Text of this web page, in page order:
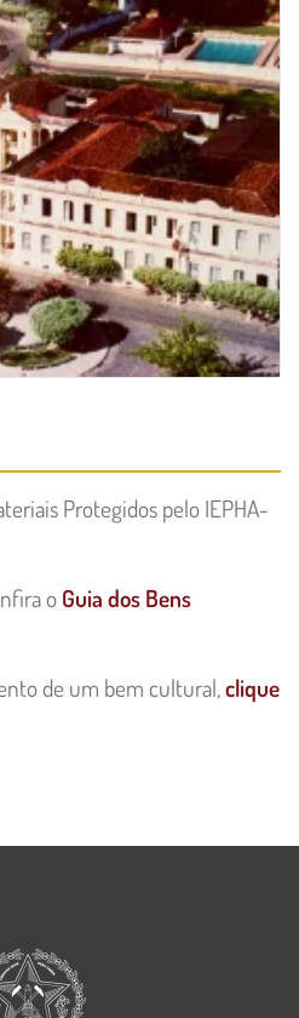
Protegidos pelo IEPHA-
o Guia dos Bens
de um bem cultural,clique